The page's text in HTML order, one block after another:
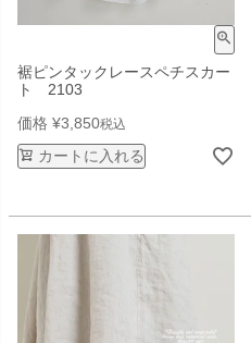
裾ピンタックレースペチスカー
ト 2103
価格 ¥3,850税込
カートに入れる